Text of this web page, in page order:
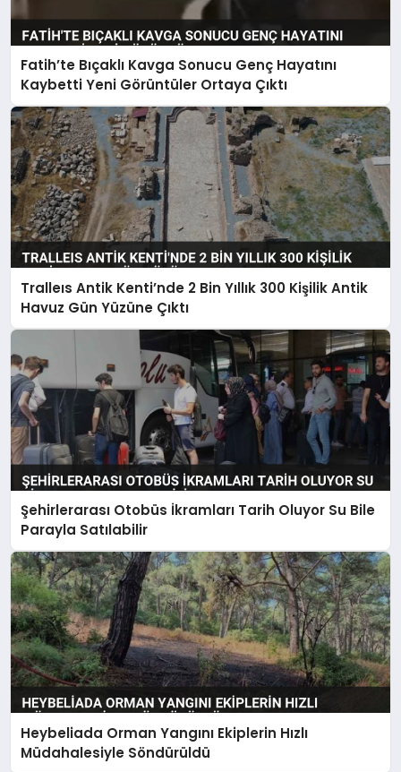
Fatih’te Bıçaklı Kavga Sonucu Genç Hayatını
Kaybetti Yeni Görüntüler Ortaya Çıktı
Tralleıs Antik Kenti’nde 2 Bin Yıllık 300 Kişilik Antik
Havuz Gün Yüzüne Çıktı
Şehirlerarası Otobüs İkramları Tarih Oluyor Su Bile
Parayla Satılabilir
Heybeliada Orman Yangını Ekiplerin Hızlı
Müdahalesiyle Söndürüldü